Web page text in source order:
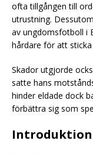
ofta tillgången till
utrustning.
av ungdomsfotboll i
hårdare för att
Skador utgjorde
satte hans
hinder eldade dock
förbättra sig som